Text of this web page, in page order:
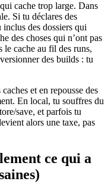
cache trop large. Dans
Si tu déclares des
des dossiers qui
des choses qui n’ont pas
le cache au fil des runs,
des builds : tu
et en repousse des
En local, tu souffres du
save, et parfois tu
alors une taxe, pas
ce qui a